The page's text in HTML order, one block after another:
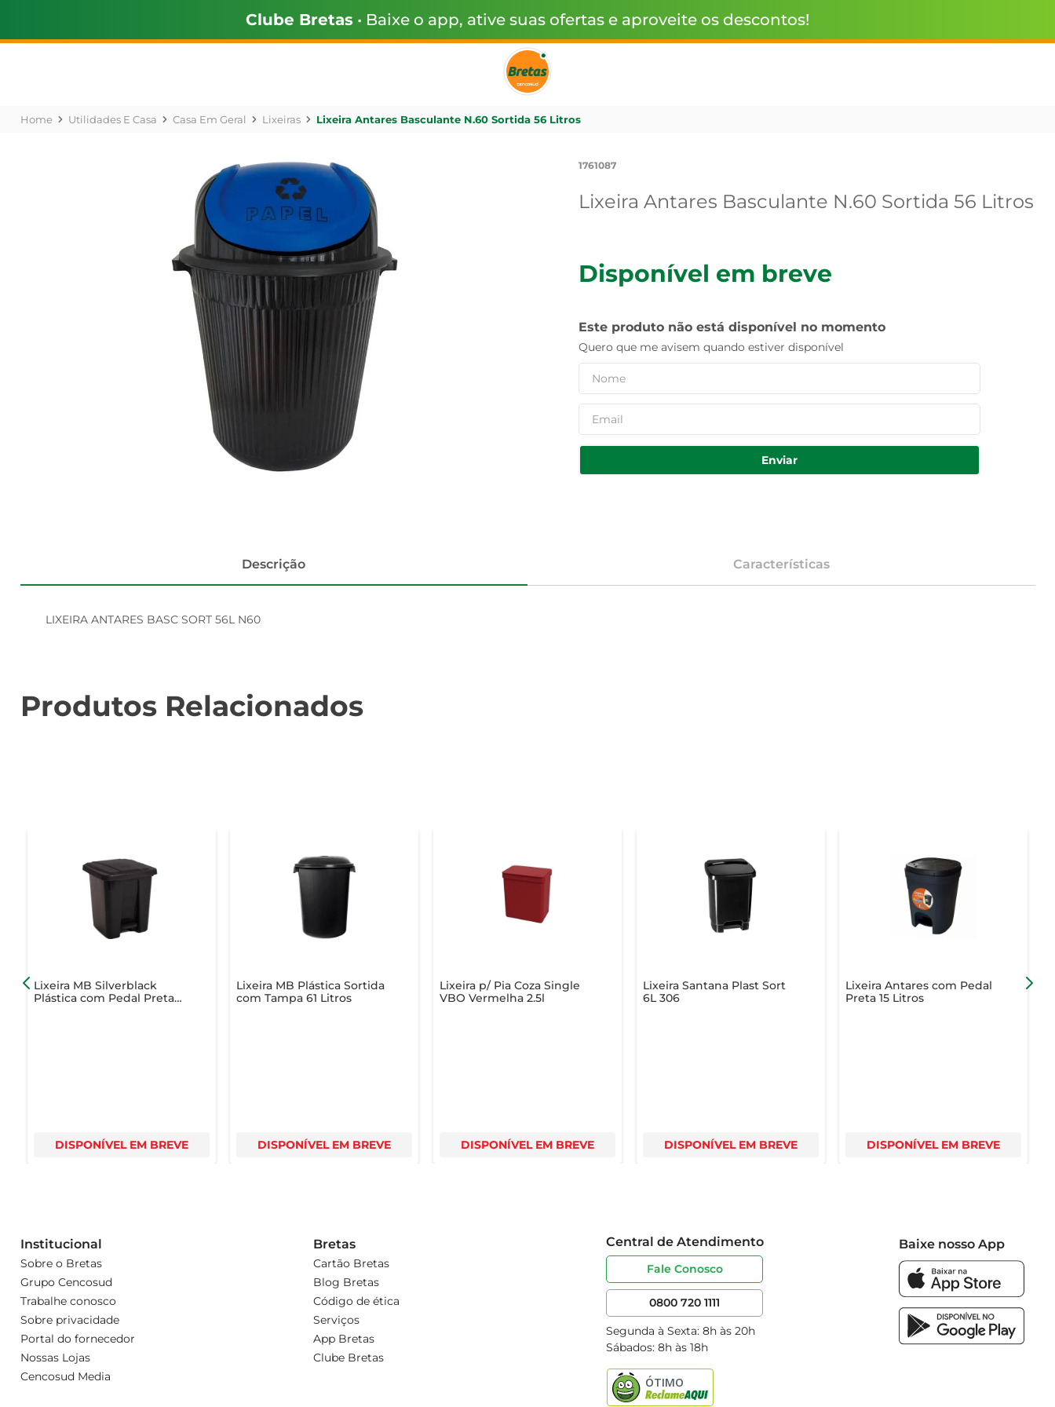
Clube Bretas • Baixe o app, ative suas ofertas e aproveite os descontos!
Utilidades E Casa Casa Em Geral Lixeiras Lixeira Antares Basculante N.60 Sortida 56 Litros
1761087
Lixeira Antares Basculante N.60 Sortida 56 Litros
Disponível em breve
Este produto não está disponível no momento
Quero que me avisem quando estiver disponível
Enviar
Descrição Características
LIXEIRA ANTARES BASC SORT 56L N60
Produtos Relacionados
Lixeira MB Silverblack
Plástica com Pedal Preta
DISPONÍVEL EM BREVE
Lixeira MB Plástica Sortida
com Tampa 61 Litros
DISPONÍVEL EM BREVE
Lixeira p/ Pia Coza Single
VBO Vermelha 2.5l
DISPONÍVEL EM BREVE
Lixeira Santana Plast Sort
6L 306
DISPONÍVEL EM BREVE
Lixeira Antares com Pedal
Preta 15 Litros
DISPONÍVEL EM BREVE
Institucional
Sobre o Bretas
Grupo Cencosud
Trabalhe conosco
Sobre privacidade
Portal do fornecedor
Nossas Lojas
Cencosud Media
Bretas
Cartão Bretas
Blog Bretas
Código de ética
Serviços
App Bretas
Clube Bretas
Central de Atendimento
Fale Conosco
0800 720 1111
Segunda à Sexta: 8h às 20h
Sábados: 8h às 18h
Baixe nosso App